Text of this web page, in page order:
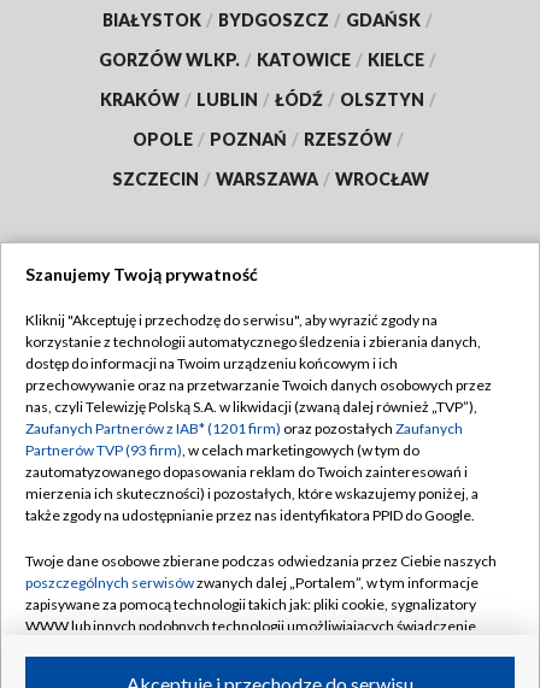
BIAŁYSTOK / BYDGOSZCZ / GDAŃSK /
GORZÓW WLKP. / KATOWICE / KIELCE /
KRAKÓW / LUBLIN / ŁÓDŹ / OLSZTYN /
OPOLE / POZNAŃ / RZESZÓW /
SZCZECIN / WARSZAWA / WROCŁAW
TVP
Abonament TVP
Emisja w TVP
Centrum informacji TVP
Naziemna Telewizja Cyfrowa
Rada Programowa
System NOS
Informacje o nadawcy
Regulamin TVP
Polityka prywatności
Moje zgody
Pomoc
Kontakt
Kanały
Szanujemy Twoją prywatność
Kliknij "Akceptuję i przechodzę do serwisu", aby wyrazić zgody na
korzystanie z technologii automatycznego śledzenia i zbierania danych,
dostęp do informacji na Twoim urządzeniu końcowym i ich
przechowywanie oraz na przetwarzanie Twoich danych osobowych przez
nas, czyli Telewizję Polską S.A. w likwidacji (zwaną dalej również „TVP”),
Zaufanych Partnerów z IAB* (1201 firm) oraz pozostałych Zaufanych
Partnerów TVP (93 firm), w celach marketingowych (w tym do
zautomatyzowanego dopasowania reklam do Twoich zainteresowań i
mierzenia ich skuteczności) i pozostałych, które wskazujemy poniżej, a
także zgody na udostępnianie przez nas identyfikatora PPID do Google.
Twoje dane osobowe zbierane podczas odwiedzania przez Ciebie naszych
poszczególnych serwisówzwanych dalej „Portalem”, w tym informacje
zapisywane za pomocą technologii takich jak: pliki cookie, sygnalizatory
WWW lub innych podobnych technologii umożliwiających świadczenie